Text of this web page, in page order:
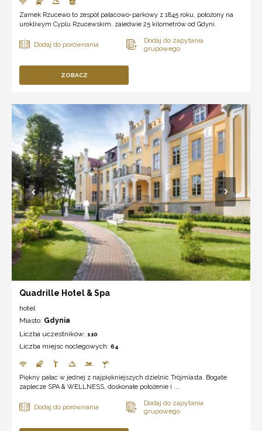
Zamek Rzucewo to zespół pałacowo-parkowy z 1845 roku, położony na
urokliwym Cyplu Rzucewskim, zaledwie 25 kilometrów od Gdyni.
ZOBACZ
Quadrille Hotel & Spa
hotel
Miasto: Gdynia
Liczba uczestników: 110
Liczba miejsc noclegowych: 64
Piękny pałac w jednej z najpiękniejszych dzielnic Trójmiasta. Bogate
zaplecze SPA & WELLNESS, doskonałe położenie i ...